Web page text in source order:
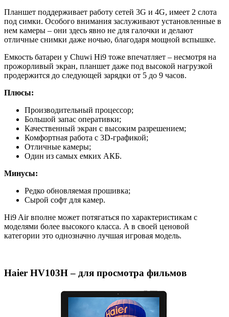
Планшет поддерживает работу сетей 3G и 4G, имеет 2 слота
под симки. Особого внимания заслуживают установленные в
нем камеры – они здесь явно не для галочки и делают
отличные снимки даже ночью, благодаря мощной вспышке.
Емкость батареи у Chuwi Hi9 тоже впечатляет – несмотря на
прожорливый экран, планшет даже под высокой нагрузкой
продержится до следующей зарядки от 5 до 9 часов.
Плюсы:
Производительный процессор;
Большой запас оперативки;
Качественный экран с высоким разрешением;
Комфортная работа с 3D-графикой;
Отличные камеры;
Один из самых емких АКБ.
Минусы:
Редко обновляемая прошивка;
Сырой софт для камер.
Hi9 Air вполне может потягаться по характеристикам с
моделями более высокого класса. А в своей ценовой
категории это однозначно лучшая игровая модель.
Haier HV103H – для просмотра фильмов